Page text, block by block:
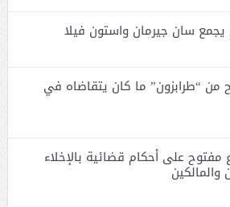
يجمع سان جيرمان واستون فيلا
من “طرابزون” ما كان يتقاضاه في
مفتوح على أحكام قضائية بالإخلاء
والمالكين